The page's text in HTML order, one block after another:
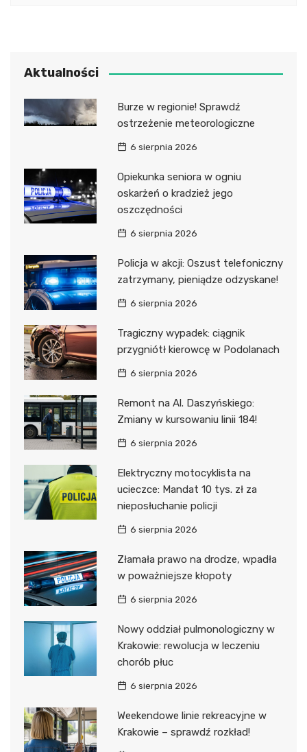
Aktualności
Burze w regionie! Sprawdź
ostrzeżenie meteorologiczne
6 sierpnia 2026
Opiekunka seniora w ogniu
oskarżeń o kradzież jego
oszczędności
6 sierpnia 2026
Policja w akcji: Oszust telefoniczny
zatrzymany, pieniądze odzyskane!
6 sierpnia 2026
Tragiczny wypadek: ciągnik
przygniótł kierowcę w Podolanach
6 sierpnia 2026
Remont na Al. Daszyńskiego:
Zmiany w kursowaniu linii 184!
6 sierpnia 2026
Elektryczny motocyklista na
ucieczce: Mandat 10 tys. zł za
nieposłuchanie policji
6 sierpnia 2026
Złamała prawo na drodze, wpadła
w poważniejsze kłopoty
6 sierpnia 2026
Nowy oddział pulmonologiczny w
Krakowie: rewolucja w leczeniu
chorób płuc
6 sierpnia 2026
Weekendowe linie rekreacyjne w
Krakowie – sprawdź rozkład!